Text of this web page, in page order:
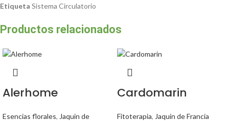
Etiqueta Sistema Circulatorio
Productos relacionados
Alerhome
Esencias florales, Jaquin de
Cardomarin
Fitoterapia, Jaquin de Francia